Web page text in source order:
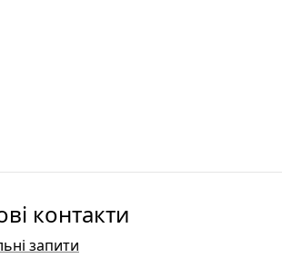
контакти
запити